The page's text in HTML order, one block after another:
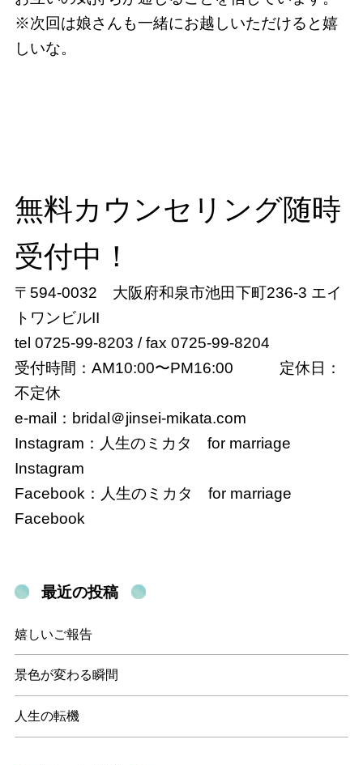
※次回は娘さんも一緒にお越しいただけると嬉
しいな。
無料カウンセリング随時
受付中！
〒594-0032 大阪府和泉市池田下町236-3 エイ
トワンビルII
tel 0725-99-8203 / fax 0725-99-8204
受付時間：AM10:00〜PM16:00 定休日：
不定休
e-mail：bridal＠jinsei-mikata.com
Instagram： 人生のミカタ for marriage
Instagram
Facebook： 人生のミカタ for marriage
Facebook
最近の投稿
嬉しいご報告
景色が変わる瞬間
人生の転機